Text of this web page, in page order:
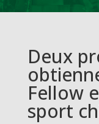
Deux
Fellow
sport